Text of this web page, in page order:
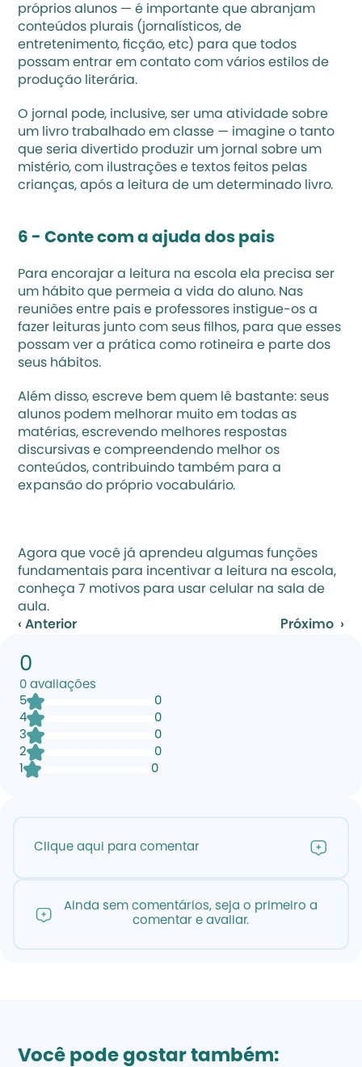
próprios alunos — é importante que abranjam
conteúdos plurais (jornalísticos, de
entretenimento, ficção, etc) para que todos
possam entrar em contato com vários estilos de
produção literária.
O jornal pode, inclusive, ser uma atividade sobre
um livro trabalhado em classe — imagine o tanto
que seria divertido produzir um jornal sobre um
mistério, com ilustrações e textos feitos pelas
crianças, após a leitura de um determinado livro.
6 - Conte com a ajuda dos pais
Para encorajar a leitura na escola ela precisa ser
um hábito que permeia a vida do aluno. Nas
reuniões entre pais e professores instigue-os a
fazer leituras junto com seus filhos, para que esses
possam ver a prática como rotineira e parte dos
seus hábitos.
Além disso, escreve bem quem lê bastante: seus
alunos podem melhorar muito em todas as
matérias, escrevendo melhores respostas
discursivas e compreendendo melhor os
conteúdos, contribuindo também para a
expansão do próprio vocabulário.
Agora que você já aprendeu algumas funções
conheça 7 motivos para usar celular na sala de
aula.
‹ Anterior
Próximo  ›
0
0 avaliações
5
0
4
0
3
0
2
0
1
0
Clique aqui para comentar
Ainda sem comentários, seja o primeiro a
comentar e avaliar.
Você pode gostar também: